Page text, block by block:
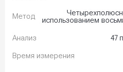
Метод
использованием
Анализ
47
Время измерения